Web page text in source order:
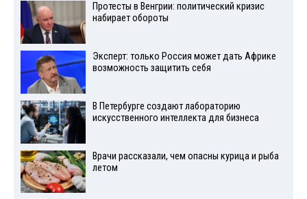
Протесты в Венгрии: политический кризис
набирает обороты
Эксперт: только Россия может дать Африке
возможность защитить себя
В Петербурге создают лабораторию
искусственного интеллекта для бизнеса
Врачи рассказали, чем опасны курица и рыба
летом